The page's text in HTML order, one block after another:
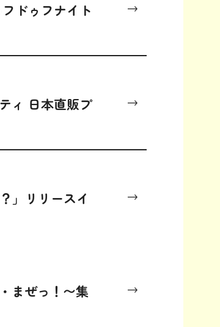
ドゥフナイト
ィ 日本直販プ
」リリースイ
まぜっ！〜集